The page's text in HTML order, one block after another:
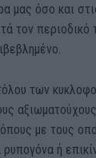
μας όσο και
τον περιοδικό
των
με τους
ή